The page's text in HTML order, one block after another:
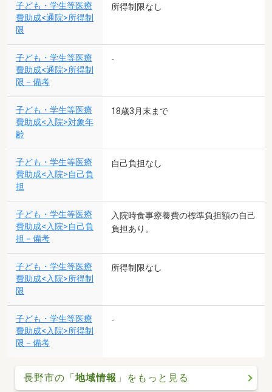
子ども・学生等医療
費助成<通院>所得制
限
所得制限なし
子ども・学生等医療
費助成<通院>所得制
限－備考
-
子ども・学生等医療
費助成<入院>対象年
齢
18歳3月末まで
子ども・学生等医療
費助成<入院>自己負
担
自己負担なし
子ども・学生等医療
費助成<入院>自己負
担－備考
入院時食事療養費の標準負担額の自己
負担あり。
子ども・学生等医療
費助成<入院>所得制
限
所得制限なし
子ども・学生等医療
費助成<入院>所得制
限－備考
-
長野市の「地域情報 」をもっと見る